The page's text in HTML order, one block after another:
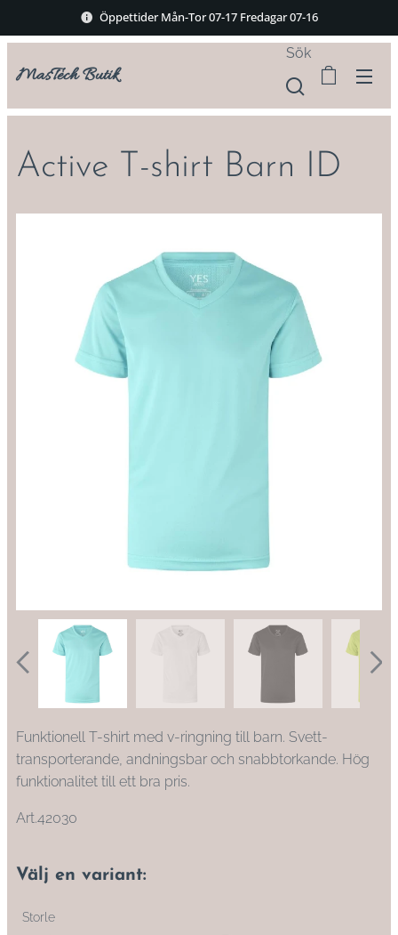
Öppettider Mån-Tor 07-17 Fredagar 07-16
MasTech Butik
Sök
Active T-shirt Barn ID
Funktionell T-shirt med v-ringning till barn. Svett-
transporterande, andningsbar och snabbtorkande. Hög
funktionalitet till ett bra pris.
Art.42030
Välj en variant:
Storle